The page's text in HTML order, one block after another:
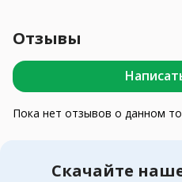
Отзывы
Пока нет отзывов о данном
Скачайте